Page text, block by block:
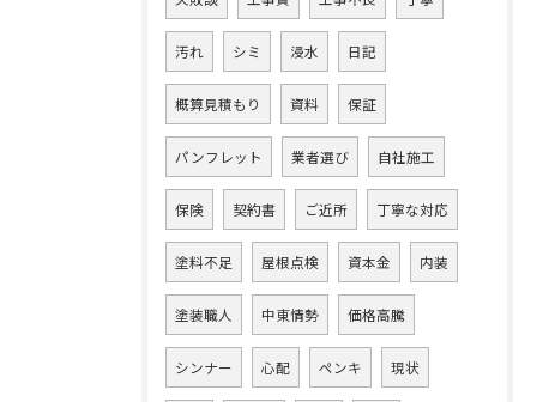
汚れ シミ 浸水 日記
概算見積もり 資料 保証
パンフレット 業者選び 自社施工
保険 契約書 ご近所 丁寧な対応
塗料不足 屋根点検 資本金 内装
塗装職人 中東情勢 価格高騰
シンナー 心配 ペンキ 現状